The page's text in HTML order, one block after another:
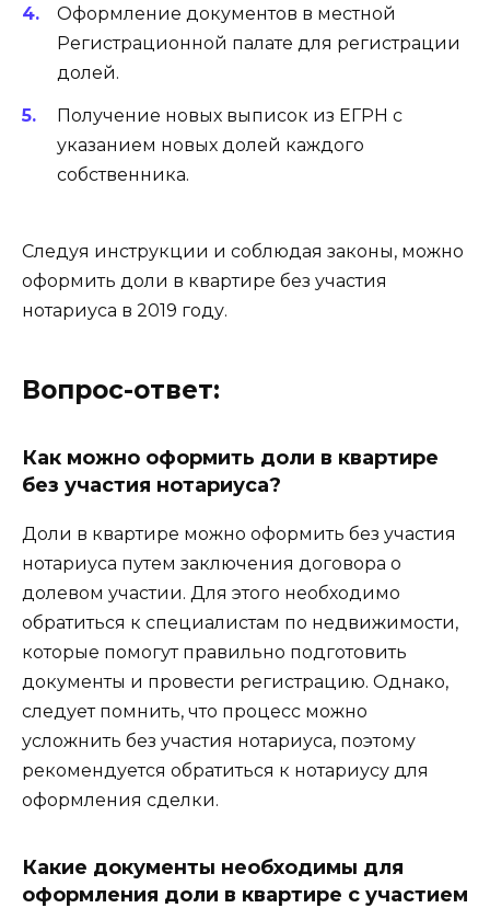
Оформление документов в местной
Регистрационной палате для регистрации
долей.
Получение новых выписок из ЕГРН с
указанием новых долей каждого
собственника.
Следуя инструкции и соблюдая законы, можно
оформить доли в квартире без участия
нотариуса в 2019 году.
Вопрос-ответ:
Как можно оформить доли в квартире
без участия нотариуса?
Доли в квартире можно оформить без участия
нотариуса путем заключения договора о
долевом участии. Для этого необходимо
обратиться к специалистам по недвижимости,
которые помогут правильно подготовить
документы и провести регистрацию. Однако,
следует помнить, что процесс можно
усложнить без участия нотариуса, поэтому
рекомендуется обратиться к нотариусу для
оформления сделки.
Какие документы необходимы для
оформления доли в квартире с участием